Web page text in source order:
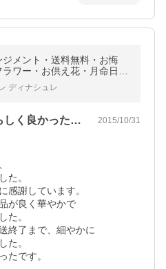
メント・送料無料・お悔
ワー・お供え花・月命日の
イズ・お試しコース（1
ディナシュレ
ショップの対応が素晴らしく良かったです。 2015/10/31
た。
感謝しています。
が良く華やかで
た。
終了まで、細やかに
た。
たです。